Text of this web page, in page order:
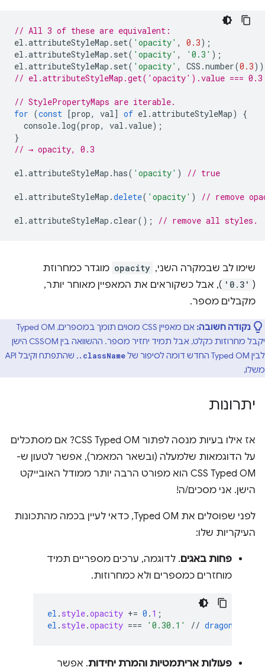
// All 3 of these are equivalent:
el .attributeStyleMap . set( 'opacity' , 0.3);
el .attributeStyleMap . set( 'opacity' , '0.3' );
el .attributeStyleMap . set( 'opacity' , CSS .number(0.3
// el.attributeStyleMap.get('opacity').value === 0.3
// StylePropertyMaps are iterable.
for (const [prop, val] of el .attributeStyleMap)
{
console. log(prop, val .value);
}
// → opacity, 0.3
el .attributeStyleMap .has( 'opacity' ) // true
el .attributeStyleMap .delete( 'opacity' ) // remove
el .attributeStyleMap .clear(); // remove all styles.
שימו לב שבמקרה השני, opacity מוגדר כמחרוזת
(
'0.3' ), אבל כשקוראים את המאפיין מאוחר יותר,
מקבלים מספר.
נקודה חשובה:
אם מאפיין CSS מסוים תומך במספרים, Typed OM
יקבל מחרוזות כקלט, אבל תמיד יחזיר מספר. ההשוואה בין CSSOM הישן
לבין Typed OM החדש דומה לסיפור של
.className
, שהתפתח וקיבל API
משלו,
יתרונות
אז אילו בעיות מנסה לפתור CSS Typed OM? אם מסתכלים
על הדוגמאות שלמעלה (ובשאר המאמר), אפשר לטעון ש-
CSS Typed OM הוא מפורט הרבה יותר ממודל האובייקט
הישן. אני מסכים/ה!
לפני שפוסלים את Typed OM, כדאי לעיין בכמה מהתכונות
העיקריות שלו:
פחות באגים. לדוגמה, ערכים מספריים תמיד
מוחזרים כמספרים ולא כמחרוזות.
el . style.opacity += 0 . 1 ;
el . style.opacity === '0.30.1' // dragons
פעולות אריתמטיות והמרת יחידות. אפשר